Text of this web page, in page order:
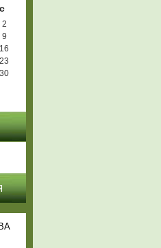
2
9
16
23
30